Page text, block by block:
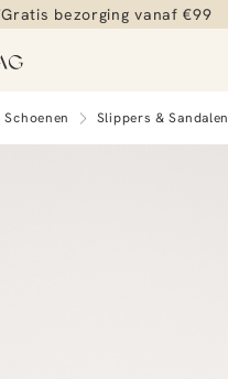
Gratis bezorging vanaf €99
Schoenen Slippers & Sandalen